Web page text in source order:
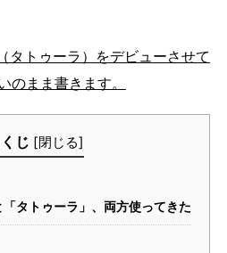
タトゥーラ）をデビューさせて
のまま書きます。
じ [閉じる]
「タトゥーラ」、両方使ってきた